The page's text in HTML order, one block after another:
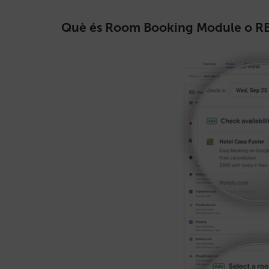
Què és Room Booking Module o